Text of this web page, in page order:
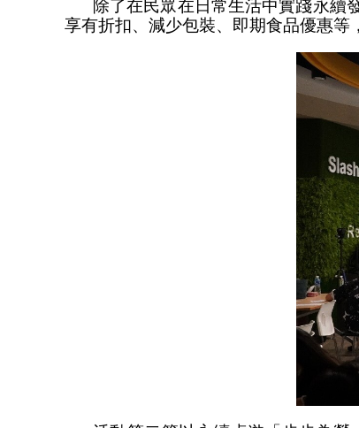
除了在民眾在日常生活中實踐永續
享有折扣、減少包裝、即期食品優惠等